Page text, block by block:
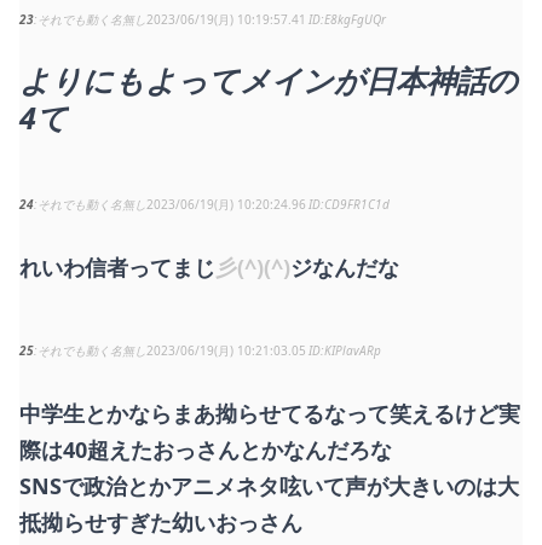
23 それでも動く名無し2023/06/19(月) 10:19:57.41 E8kgFgUQr
よりにもよってメインが日本神話の
4て
24 それでも動く名無し2023/06/19(月) 10:20:24.96 CD9FR1C1d
れいわ信者ってまじ 彡(^)(^)ジなんだな
25 それでも動く名無し2023/06/19(月) 10:21:03.05 KIPlavARp
中学生とかならまあ拗らせてるなって笑えるけど実
際は40超えたおっさんとかなんだろな
SNSで政治とかアニメネタ呟いて声が大きいのは大
抵拗らせすぎた幼いおっさん